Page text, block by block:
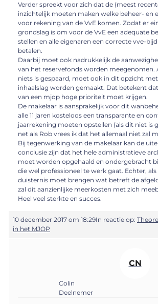
Verder spreekt voor zich dat de (meest
inzichtelijk moeten maken welke beheer- en
voor rekening van de VvE komen. Zodat er
grondslag is om voor de VvE een adequate
stellen en alle eigenaren een correcte vve-
betalen.
Daarbij moet ook nadrukkelijk de
van het reservefonds worden meegenomen.
niets is gespaard, moet ook in dit opzicht
inhaalslag worden gemaakt. Dat betekent
van een mjop hoge prioriteit moet krijgen.
De makelaar is aansprakelijk voor dit
alle 11 jaren kosteloos een transparante en
jaarrekening moeten opstellen (als dit niet is
net als Rob vrees ik dat het allemaal niet zal
Bij tegenwerking van de makelaar kan de
conclusie zijn dat het hele administratieve
moet worden opgehaald en ondergebracht
die wel professioneel te werk gaat. Echter,
duisternis moet brengen wat betreft de
zal dit aanzienlijke meerkosten met zich
Heel veel sterkte en succes.
10 december 2017 om 18:29In reactie op:
in het MJOP
CN
Colin
Deelnemer